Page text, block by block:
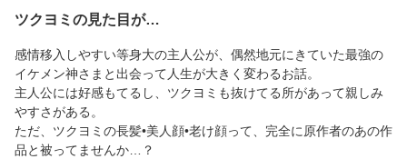
ツクヨミの見た目が…
感情移入しやすい等身大の主人公が、偶然地元にきていた最強の
イケメン神さまと出会って人生が大きく変わるお話。
主人公には好感もてるし、ツクヨミも抜けてる所があって親しみ
やすさがある。
ただ、ツクヨミの長髪•美人顔•老け顔って、完全に原作者のあの作
品と被ってませんか…？